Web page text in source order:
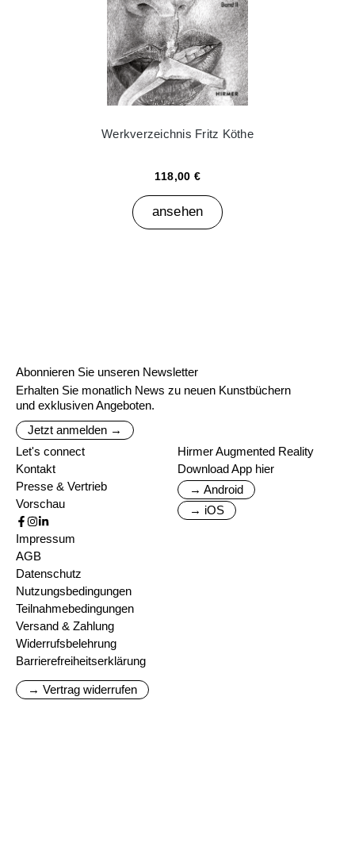
Werkverzeichnis Fritz Köthe
118,00 €
ansehen
Abonnieren Sie unseren Newsletter
Erhalten Sie monatlich News zu neuen Kunstbüchern
und exklusiven Angeboten.
Jetzt anmelden →
Let's connect
Kontakt
Presse & Vertrieb
Vorschau
Hirmer Augmented Reality
Download App hier
→ Android
→ iOS
Impressum
AGB
Datenschutz
Nutzungsbedingungen
Teilnahmebedingungen
Versand & Zahlung
Widerrufsbelehrung
Barrierefreiheitserklärung
→ Vertrag widerrufen